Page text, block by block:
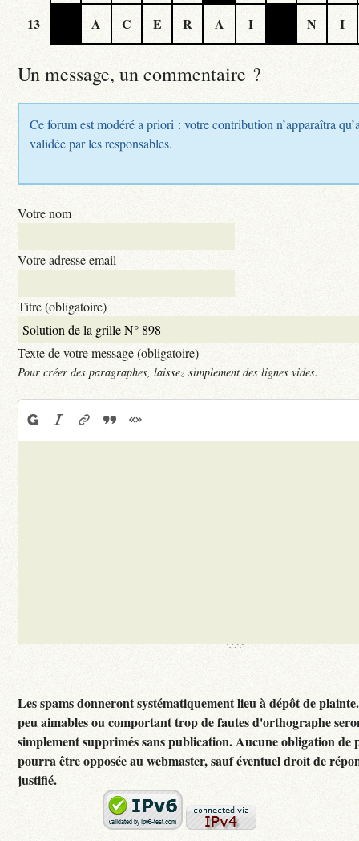
13 A C E R A I N I
Un message, un commentaire ?
Ce forum est modéré a priori : votre contribution n’apparaîtra
validée par les responsables.
Votre nom
Votre adresse email
Titre (obligatoire)
Texte de votre message (obligatoire)
Pour créer des paragraphes, laissez simplement des lignes vides.
Les spams donneront systématiquement lieu à dépôt de plainte.
peu aimables ou comportant trop de fautes d'orthographe
simplement supprimés sans publication. Aucune obligation de
pourra être opposée au webmaster, sauf éventuel droit de
justifié.